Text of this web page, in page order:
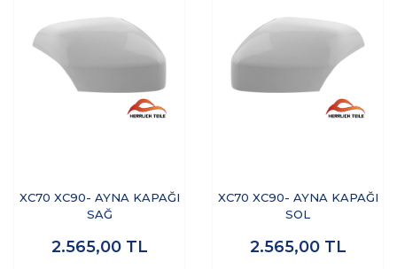
XC70 XC90- AYNA KAPAĞI
SAĞ
2.565,00 TL
XC70 XC90- AYNA KAPAĞI
SOL
2.565,00 TL